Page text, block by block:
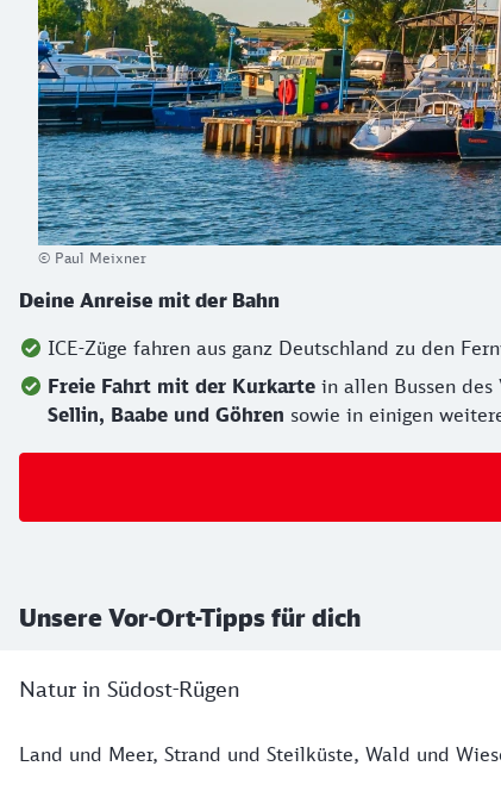
© Paul Meixner
Deine Anreise mit der Bahn
ICE-Züge fahren aus ganz Deutschland zu den
Freie Fahrt mit der Kurkarte in allen Bussen
Sellin, Baabe und Göhren sowie in einigen
Unsere Vor-Ort-Tipps für dich
Natur in Südost-Rügen
Land und Meer, Strand und Steilküste, Wald und